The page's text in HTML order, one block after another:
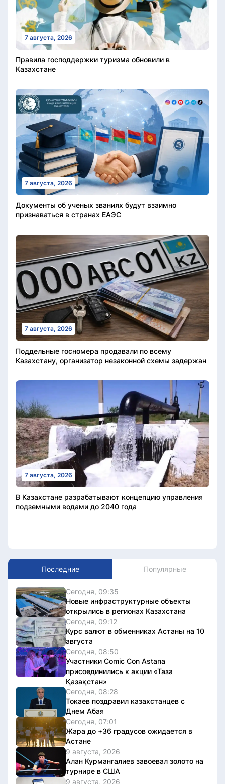
7 августа, 2026
Правила господдержки туризма обновили в
Казахстане
7 августа, 2026
Документы об ученых званиях будут взаимно
признаваться в странах ЕАЭС
7 августа, 2026
Поддельные госномера продавали по всему
Казахстану, организатор незаконной схемы задержан
7 августа, 2026
В Казахстане разрабатывают концепцию управления
подземными водами до 2040 года
Последние Популярные
Сегодня, 09:35
Новые инфраструктурные объекты
открылись в регионах Казахстана
Сегодня, 09:12
Курс валют в обменниках Астаны на 10
августа
Сегодня, 08:50
Участники Comic Con Astana
присоединились к акции «Таза
Қазақстан»
Сегодня, 08:28
Токаев поздравил казахстанцев с
Днем Абая
Сегодня, 07:01
Жара до +36 градусов ожидается в
Астане
9 августа, 2026
Алан Курмангалиев завоевал золото на
турнире в США
9 августа, 2026